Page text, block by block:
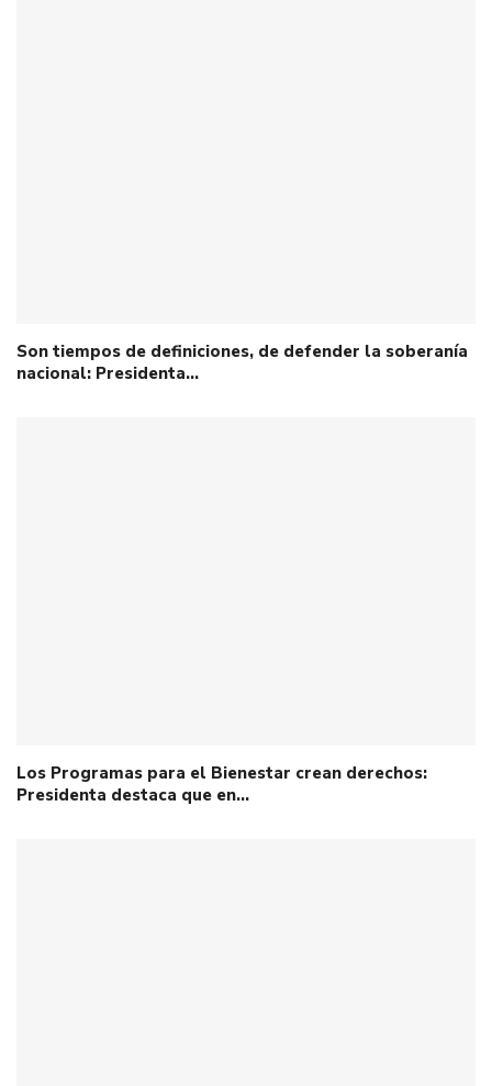
Son tiempos de definiciones, de defender la soberanía
nacional: Presidenta…
Los Programas para el Bienestar crean derechos:
Presidenta destaca que en…